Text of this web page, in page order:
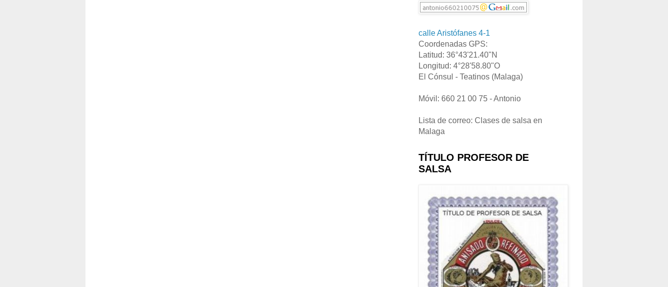
calle Aristófanes 4-1
Coordenadas GPS:
Latitud: 36°43'21.40"N
Longitud: 4°28'58.80"O
El Cónsul - Teatinos (Malaga)
Móvil: 660 21 00 75 - Antonio
Lista de correo: Clases de salsa en
Malaga
TÍTULO PROFESOR DE
SALSA